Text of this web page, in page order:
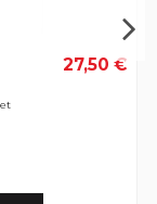
27,50 €